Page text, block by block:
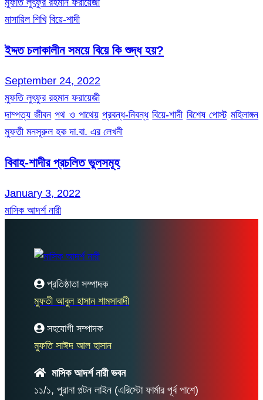
মাসায়িল শিখি বিয়ে-শাদী
ইদ্দত চলাকালীন সময়ে বিয়ে কি শুদ্ধ হয়?
September 24, 2022
মুফতি লুৎফুর রহমান ফরায়েজী
দাম্পত্য জীবন পথ ও পাথেয় প্রবন্ধ-নিবন্ধ বিয়ে-শাদী বিশেষ পোস্ট মহিলাঙ্গন
মুফতী মনসূরুল হক দা.বা. এর লেখনী
বিবাহ-শাদীর প্রচলিত ভুলসমূহ
January 3, 2022
মাসিক আদর্শ নারী
প্রতিষ্ঠাতা সম্পাদক
মুফতী আবুল হাসান শামসাবাদী
সহযোগী সম্পাদক
মুফতি সাঈদ আল হাসান
মাসিক আদর্শ নারী ভবন
১১/১, পুরানা পল্টন লাইন (এরিস্টো ফার্মার পূর্ব পাশে)